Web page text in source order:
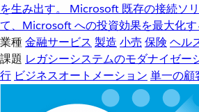
を生み出す。
Microsoft 既存の接続ソ
て、Microsoft への投資効果を最大化す
業種金融サービス 製造 小売 保険 ヘル
課題 レガシーシステムのモダナイゼー
行 ビジネスオートメーション 単一の顧